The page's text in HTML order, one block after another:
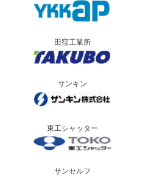
田窪工業所
サンキン
東工シャッター
サンセルフ